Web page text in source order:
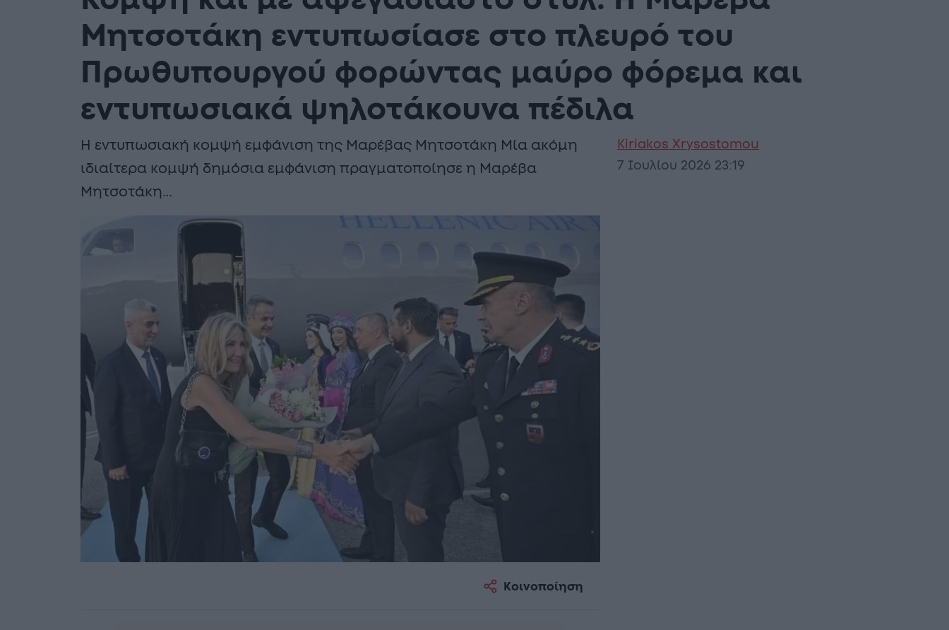
Μητσοτάκη εντυπωσίασε στο πλευρό του
Πρωθυπουργού φορώντας μαύρο φόρεμα και
εντυπωσιακά ψηλοτάκουνα πέδιλα
Η εντυπωσιακή κομψή εμφάνιση της Μαρέβας Μητσοτάκη Μία ακόμη
ιδιαίτερα κομψή δημόσια εμφάνιση πραγματοποίησε η Μαρέβα
Μητσοτάκη…
Kiriakos Xrysostomou
7 Ιουλίου 2026 23:19
Κοινοποίηση